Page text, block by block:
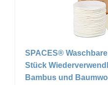
SPACES®
Stück
Bambus und